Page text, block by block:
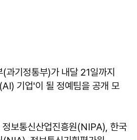
과기정통부)가 내달 21일까지
기업'이 될 정예팀을 공개 모
보통신산업진흥원(NIPA), 한국